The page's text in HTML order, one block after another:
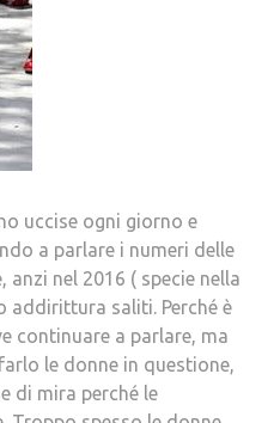
uccise ogni giorno e
a parlare i numeri delle
nel 2016 ( specie nella
addirittura saliti. Perché è
continuare a parlare, ma
le donne in questione,
di mira perché le